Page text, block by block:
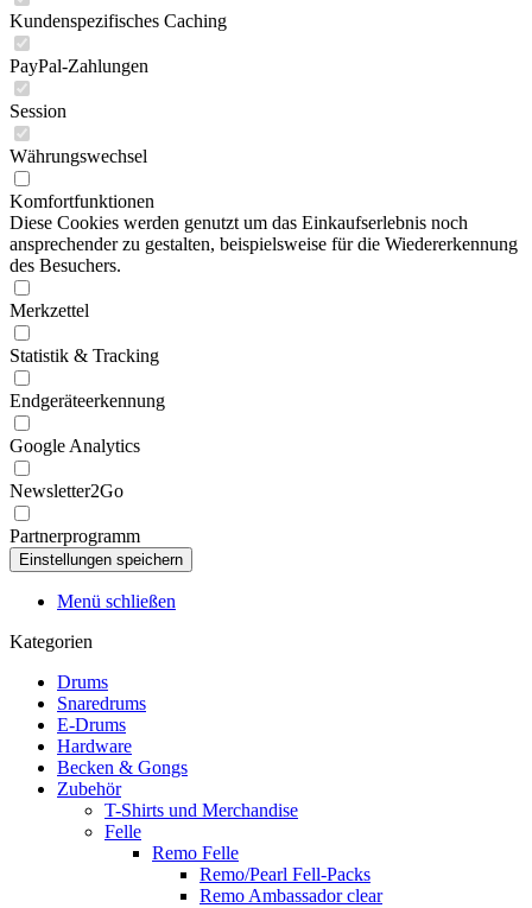
Kundenspezifisches Caching
PayPal-Zahlungen
Session
Währungswechsel
Komfortfunktionen
Diese Cookies werden genutzt um das Einkaufserlebnis noch
ansprechender zu gestalten, beispielsweise für die Wiedererkennung
des Besuchers.
Merkzettel
Statistik & Tracking
Endgeräteerkennung
Google Analytics
Newsletter2Go
Partnerprogramm
Menü schließen
Kategorien
Drums
Snaredrums
E-Drums
Hardware
Becken & Gongs
Zubehör
T-Shirts und Merchandise
Felle
Remo Felle
Remo/Pearl Fell-Packs
Remo Ambassador clear